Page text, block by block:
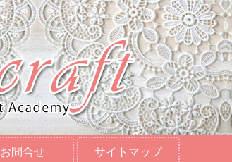
お問合せ サイトマップ